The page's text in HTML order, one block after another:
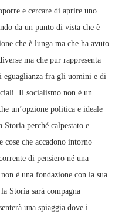
e cercare di aprire uno
da un punto di vista che è
che è lunga ma che ha avuto
ma che pur rappresenta
eguaglianza fra gli uomini e di
Il socialismo non è un
un’opzione politica e ideale
Storia perché calpestato e
che accadono intorno
di pensiero né una
è una fondazione con la sua
Storia sarà compagna
una spiaggia dove i